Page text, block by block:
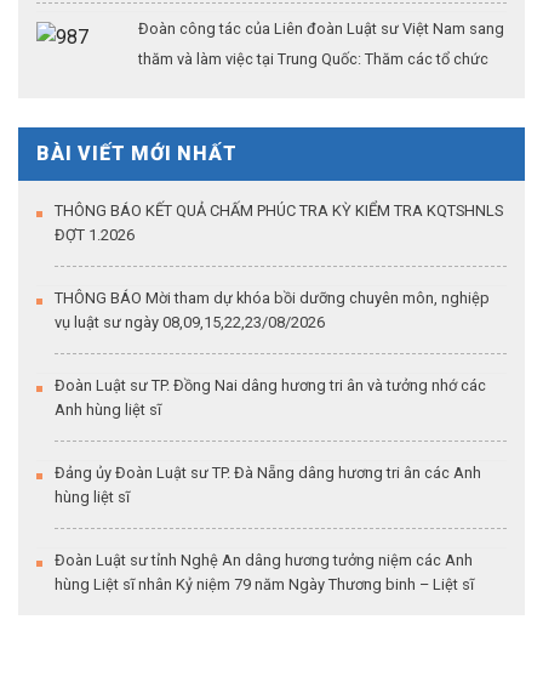
Đoàn công tác của Liên đoàn Luật sư Việt Nam sang
thăm và làm việc tại Trung Quốc: Thăm các tổ chức
BÀI VIẾT MỚI NHẤT
THÔNG BÁO KẾT QUẢ CHẤM PHÚC TRA KỲ KIỂM TRA KQTSHNLS
ĐỢT 1.2026
THÔNG BÁO Mời tham dự khóa bồi dưỡng chuyên môn, nghiệp
vụ luật sư ngày 08,09,15,22,23/08/2026
Đoàn Luật sư TP. Đồng Nai dâng hương tri ân và tưởng nhớ các
Anh hùng liệt sĩ
Đảng ủy Đoàn Luật sư TP. Đà Nẵng dâng hương tri ân các Anh
hùng liệt sĩ
Đoàn Luật sư tỉnh Nghệ An dâng hương tưởng niệm các Anh
hùng Liệt sĩ nhân Kỷ niệm 79 năm Ngày Thương binh – Liệt sĩ